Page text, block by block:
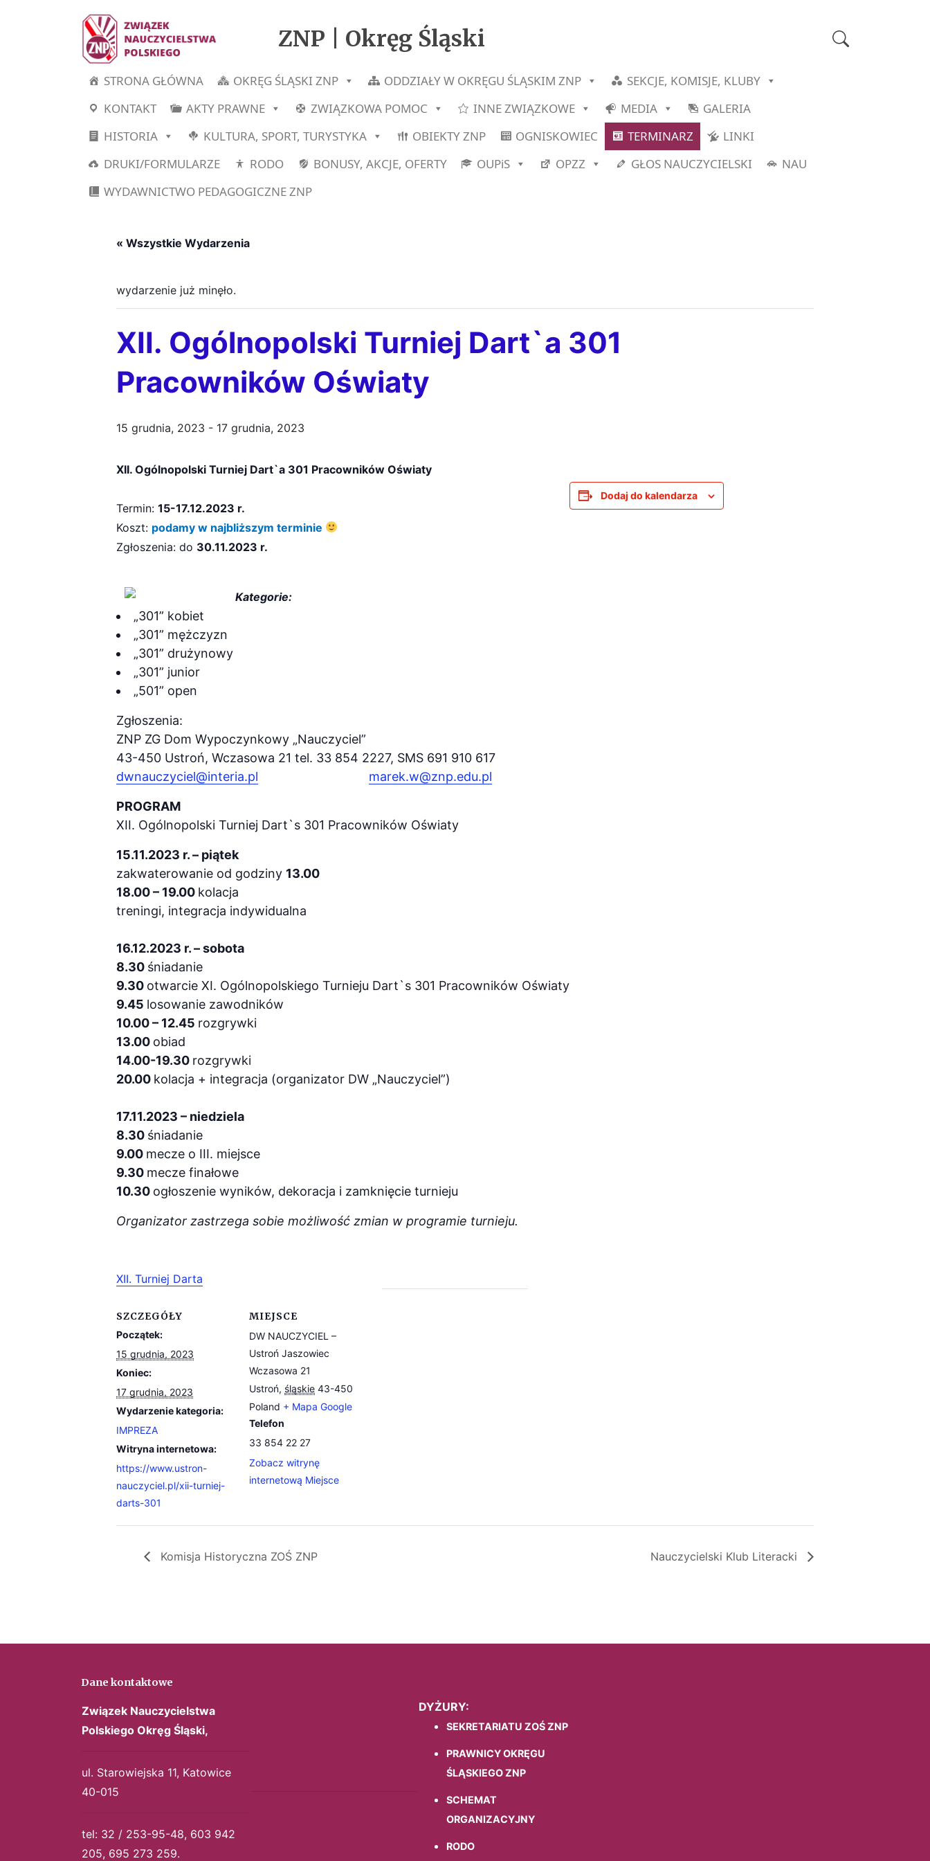
ZNP | Okręg Śląski
STRONA GŁÓWNA OKRĘG ŚLĄSKI ZNP ODDZIAŁY W OKRĘGU ŚLĄSKIM ZNP
SEKCJE, KOMISJE, KLUBY
KONTAKT
AKTY PRAWNE ZWIĄZKOWA POMOC INNE ZWIĄZKOWE MEDIA
GALERIA
HISTORIA
KULTURA, SPORT, TURYSTYKA OBIEKTY ZNP OGNISKOWIEC TERMINARZ
LINKI
DRUKI/FORMULARZE
RODO BONUSY, AKCJE, OFERTY OUPiS OPZZ GŁOS NAUCZYCIELSKI
NAU
WYDAWNICTWO PEDAGOGICZNE ZNP
« Wszystkie Wydarzenia
wydarzenie już minęło.
XII. Ogólnopolski Turniej Dart`a 301
Pracowników Oświaty
15 grudnia, 2023 - 17 grudnia, 2023
XII. Ogólnopolski Turniej Dart`a 301 Pracowników Oświaty
Termin: 15-17.12.2023 r.
Koszt: podamy w najbliższym terminie
Zgłoszenia: do 30.11.2023 r.
Kategorie:
„301” kobiet
„301” mężczyzn
„301” drużynowy
„301” junior
„501” open
Zgłoszenia:
ZNP ZG Dom Wypoczynkowy „Nauczyciel”
43-450 Ustroń, Wczasowa 21 tel. 33 854 2227, SMS 691 910 617
dwnauczyciel@interia.pl
marek.w@znp.edu.pl
PROGRAM
XII. Ogólnopolski Turniej Dart`s 301 Pracowników Oświaty
15.11.2023 r. – piątek
zakwaterowanie od godziny 13.00
18.00 – 19.00 kolacja
treningi, integracja indywidualna
16.12.2023 r. – sobota
8.30 śniadanie
9.30 otwarcie XI. Ogólnopolskiego Turnieju Dart`s 301 Pracowników Oświaty
9.45 losowanie zawodników
10.00 – 12.45 rozgrywki
13.00 obiad
14.00-19.30 rozgrywki
20.00 kolacja + integracja (organizator DW „Nauczyciel”)
17.11.2023 – niedziela
8.30 śniadanie
9.00 mecze o III. miejsce
9.30 mecze finałowe
10.30 ogłoszenie wyników, dekoracja i zamknięcie turnieju
Organizator zastrzega sobie możliwość zmian w programie turnieju.
XII. Turniej Darta
Dodaj do kalendarza
SZCZEGÓŁY
Początek:
15 grudnia, 2023
Koniec:
17 grudnia, 2023
Wydarzenie kategoria:
IMPREZA
Witryna internetowa:
https://www.ustron-
nauczyciel.pl/xii-turniej-
darts-301
MIEJSCE
DW NAUCZYCIEL –
Ustroń Jaszowiec
Wczasowa 21
Ustroń, śląskie 43-450
Poland + Mapa Google
Telefon
33 854 22 27
Zobacz witrynę
internetową Miejsce
Komisja Historyczna ZOŚ ZNP Nauczycielski Klub Literacki
Dane kontaktowe
Związek Nauczycielstwa
Polskiego Okręg Śląski,
ul. Starowiejska 11, Katowice
40-015
tel: 32 / 253-95-48, 603 942
205, 695 273 259.
DYŻURY:
SEKRETARIATU ZOŚ ZNP
PRAWNICY OKRĘGU
ŚLĄSKIEGO ZNP
SCHEMAT
ORGANIZACYJNY
RODO